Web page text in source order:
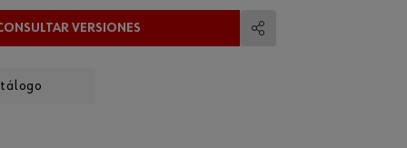
VERSIONES
Compartir